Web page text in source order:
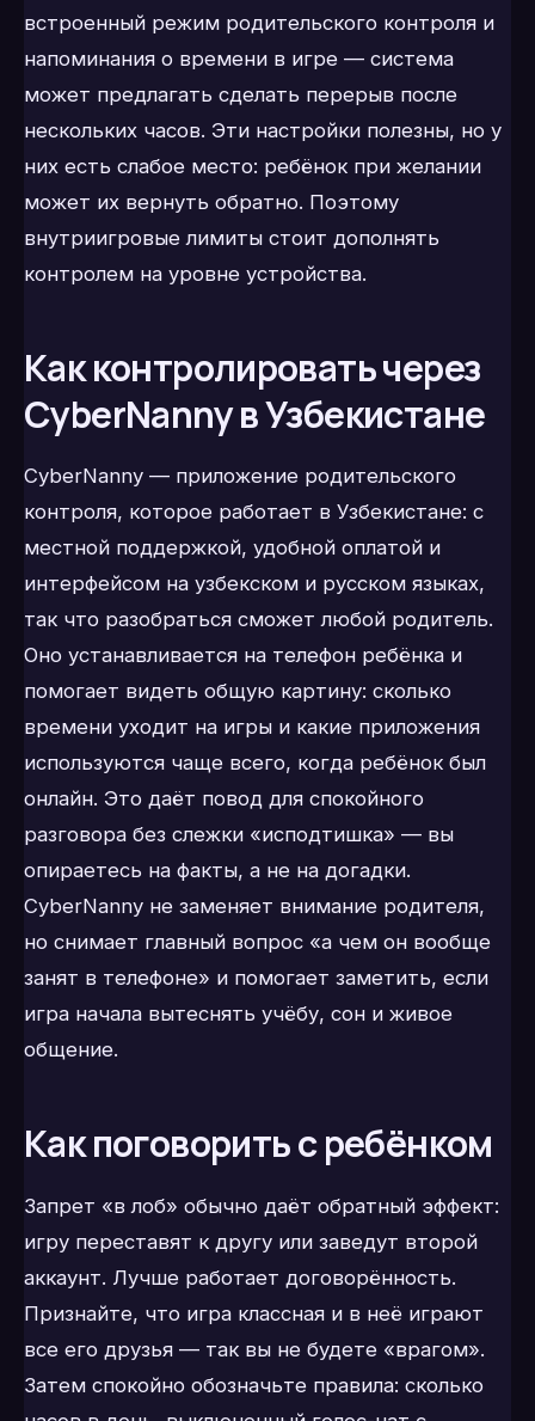
встроенный режим родительского контроля и
напоминания о времени в игре — система
может предлагать сделать перерыв после
нескольких часов. Эти настройки полезны, но у
них есть слабое место: ребёнок при желании
может их вернуть обратно. Поэтому
внутриигровые лимиты стоит дополнять
контролем на уровне устройства.
Как контролировать через
CyberNanny в Узбекистане
CyberNanny — приложение родительского
контроля, которое работает в Узбекистане: с
местной поддержкой, удобной оплатой и
интерфейсом на узбекском и русском языках,
так что разобраться сможет любой родитель.
Оно устанавливается на телефон ребёнка и
помогает видеть общую картину: сколько
времени уходит на игры и какие приложения
используются чаще всего, когда ребёнок был
онлайн. Это даёт повод для спокойного
разговора без слежки «исподтишка» — вы
опираетесь на факты, а не на догадки.
CyberNanny не заменяет внимание родителя,
но снимает главный вопрос «а чем он вообще
занят в телефоне» и помогает заметить, если
игра начала вытеснять учёбу, сон и живое
общение.
Как поговорить с ребёнком
Запрет «в лоб» обычно даёт обратный эффект:
игру переставят к другу или заведут второй
аккаунт. Лучше работает договорённость.
Признайте, что игра классная и в неё играют
все его друзья — так вы не будете «врагом».
Затем спокойно обозначьте правила: сколько